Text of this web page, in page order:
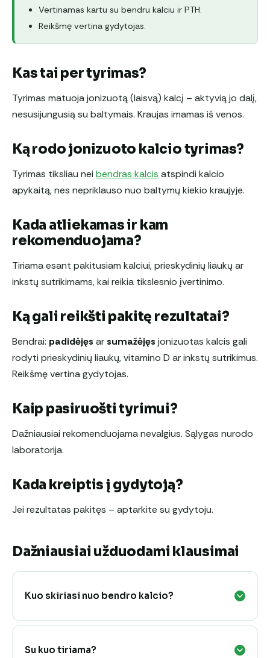
Vertinamas kartu su bendru kalciu ir PTH.
Reikšmę vertina gydytojas.
Kas tai per tyrimas?
Tyrimas matuoja jonizuotą (laisvą) kalcį – aktyvią jo dalį,
nesusijungusią su baltymais. Kraujas imamas iš venos.
Ką rodo jonizuoto kalcio tyrimas?
Tyrimas tiksliau nei bendras kalcis atspindi kalcio
apykaitą, nes nepriklauso nuo baltymų kiekio kraujyje.
Kada atliekamas ir kam
rekomenduojama?
Tiriama esant pakitusiam kalciui, prieskydinių liaukų ar
inkstų sutrikimams, kai reikia tikslesnio įvertinimo.
Ką gali reikšti pakitę rezultatai?
Bendrai: padidėjęs ar sumažėjęs jonizuotas kalcis gali
rodyti prieskydinių liaukų, vitamino D ar inkstų sutrikimus.
Reikšmę vertina gydytojas.
Kaip pasiruošti tyrimui?
Dažniausiai rekomenduojama nevalgius. Sąlygas nurodo
laboratorija.
Kada kreiptis į gydytoją?
Jei rezultatas pakitęs – aptarkite su gydytoju.
Dažniausiai užduodami klausimai
Kuo skiriasi nuo bendro kalcio?
Su kuo tiriama?